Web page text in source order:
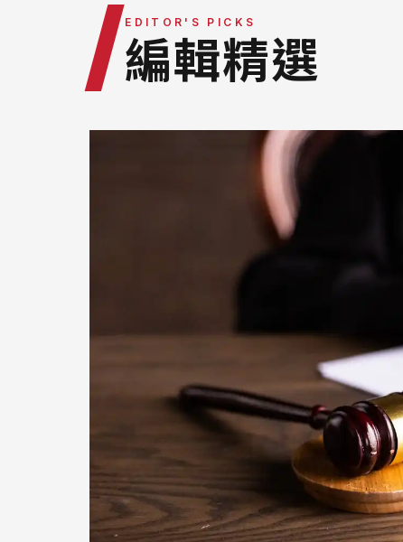
/EDITOR'S PICKS
編輯精選